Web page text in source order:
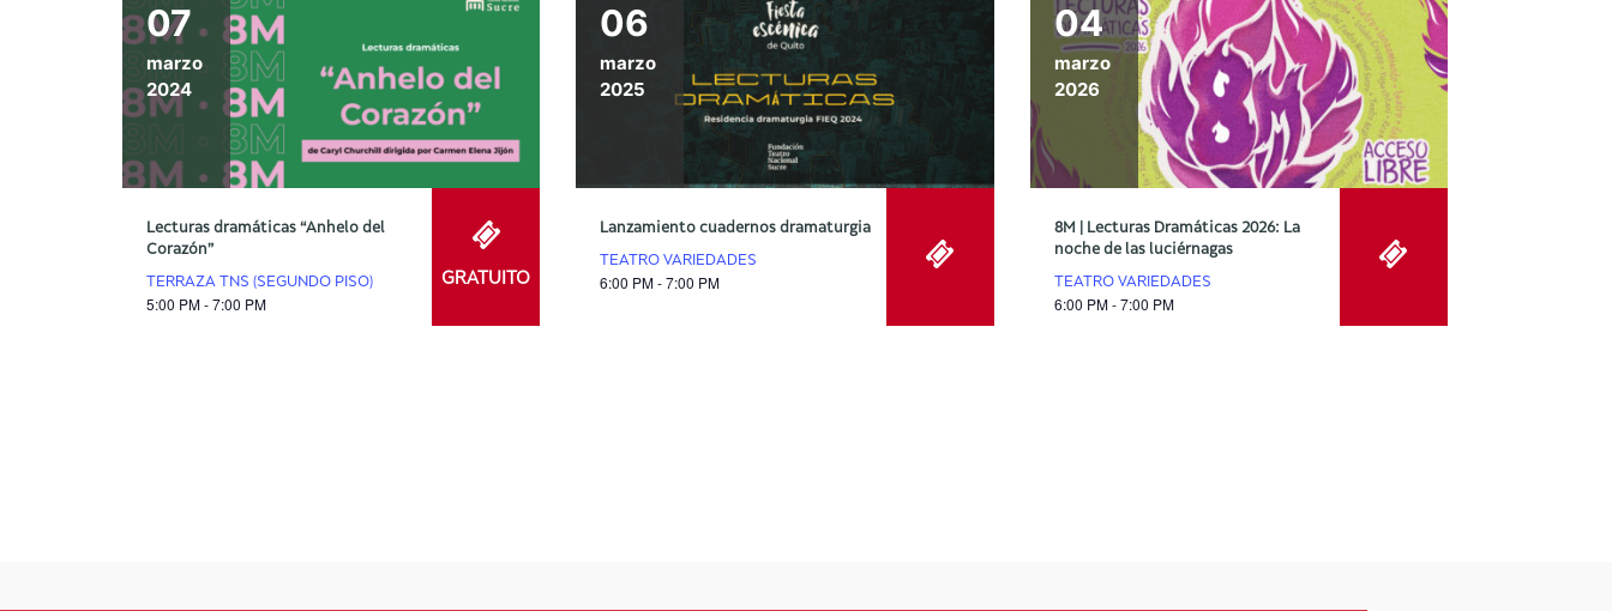
07
marzo
2024
Lecturas dramáticas “Anhelo del
Corazón”
TERRAZA TNS (SEGUNDO PISO)
5:00 PM - 7:00 PM
GRATUITO
06
marzo
2025
Lanzamiento cuadernos dramaturgia
TEATRO VARIEDADES
6:00 PM - 7:00 PM
04
marzo
2026
8M | Lecturas Dramáticas 2026: La
noche de las luciérnagas
TEATRO VARIEDADES
6:00 PM - 7:00 PM